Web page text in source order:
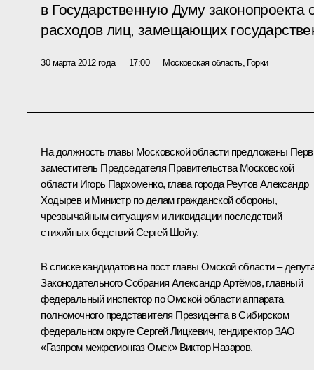
в Государственную Думу законопроекта
расходов лиц, замещающих
30 марта 2012 года 17:00 Московская область, Горки
На должность главы Московской области предложены
заместитель Председателя Правительства Московской
области Игорь Пархоменко, глава города Реутов Александр
Ходырев и Министр по делам гражданской обороны,
чрезвычайным ситуациям и ликвидации последствий
стихийных бедствийСергей Шойгу.
В списке кандидатов на пост главы Омской области –
Законодательного Собрания Александр Артёмов, главный
федеральный инспектор по Омской области аппарата
полномочного представителя Президента в Сибирском
федеральном округе Сергей Лицкевич, гендиректор ЗАО
«Газпром межрегионгаз Омск» Виктор Назаров.